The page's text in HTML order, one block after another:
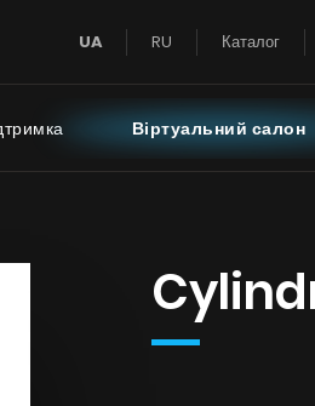
UA RU Каталог
Віртуальний салон